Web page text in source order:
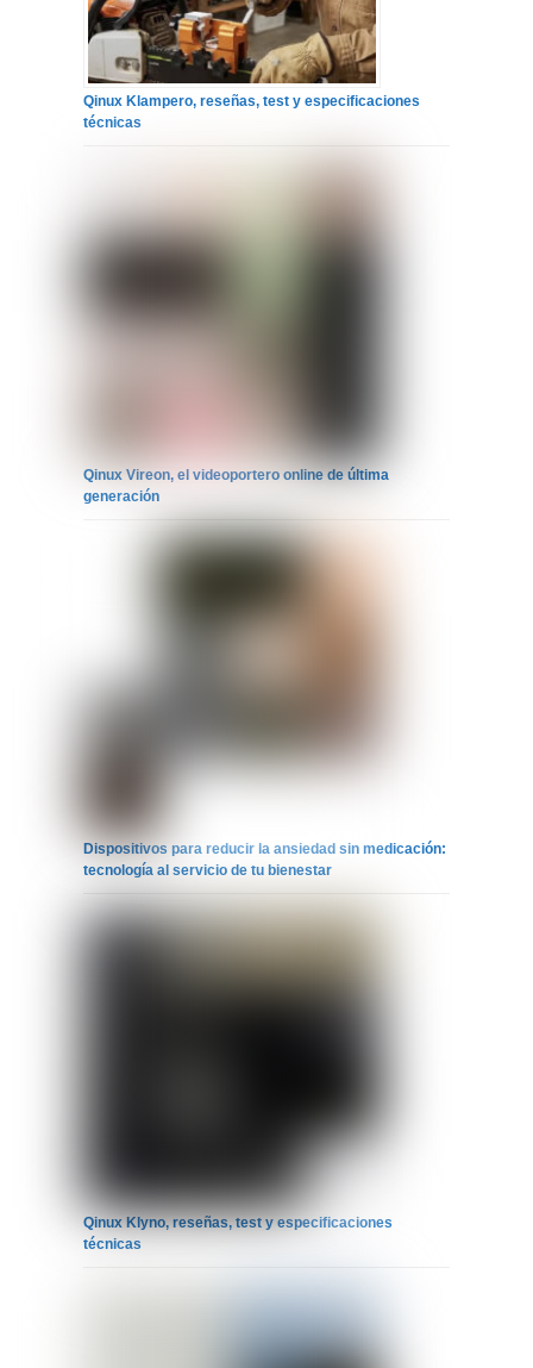
Qinux Klampero, reseñas, test y especificaciones
técnicas
Qinux Vireon, el videoportero online de última
generación
Dispositivos para reducir la ansiedad sin medicación:
tecnología al servicio de tu bienestar
Qinux Klyno, reseñas, test y especificaciones
técnicas